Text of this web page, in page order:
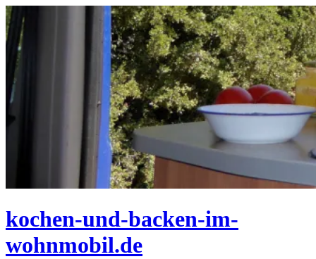
Zum
Inhalt
springen
kochen-und-backen-im-
wohnmobil.de